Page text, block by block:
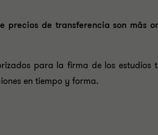
de transferencia son más
para la firma de los
en tiempo y forma.